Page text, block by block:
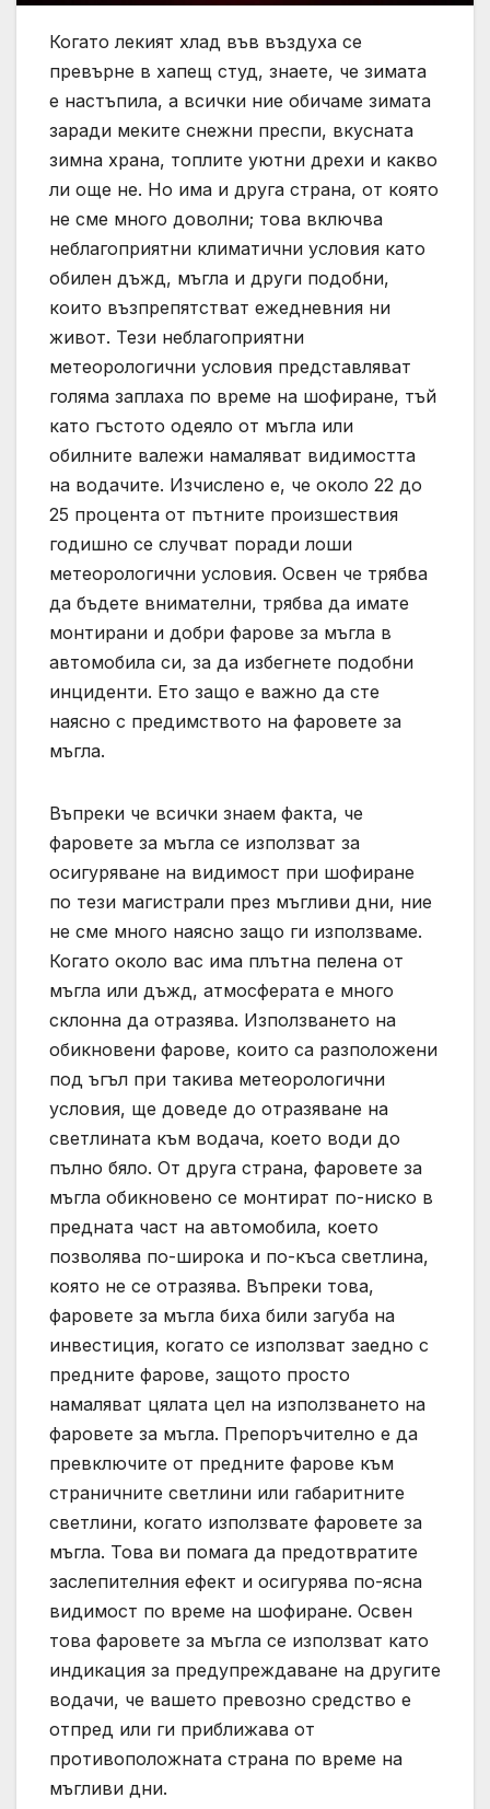
Когато лекият хлад във въздуха се
превърне в хапещ студ, знаете, че зимата
е настъпила, а всички ние обичаме зимата
заради меките снежни преспи, вкусната
зимна храна, топлите уютни дрехи и какво
ли още не. Но има и друга страна, от която
не сме много доволни; това включва
неблагоприятни климатични условия като
обилен дъжд, мъгла и други подобни,
които възпрепятстват ежедневния ни
живот. Тези неблагоприятни
метеорологични условия представляват
голяма заплаха по време на шофиране, тъй
като гъстото одеяло от мъгла или
обилните валежи намаляват видимостта
на водачите. Изчислено е, че около 22 до
25 процента от пътните произшествия
годишно се случват поради лоши
метеорологични условия. Освен че трябва
да бъдете внимателни, трябва да имате
монтирани и добри фарове за мъгла в
автомобила си, за да избегнете подобни
инциденти. Ето защо е важно да сте
наясно с предимството на фаровете за
мъгла.
Въпреки че всички знаем факта, че
фаровете за мъгла се използват за
осигуряване на видимост при шофиране
по тези магистрали през мъгливи дни, ние
не сме много наясно защо ги използваме.
Когато около вас има плътна пелена от
мъгла или дъжд, атмосферата е много
склонна да отразява. Използването на
обикновени фарове, които са разположени
под ъгъл при такива метеорологични
условия, ще доведе до отразяване на
светлината към водача, което води до
пълно бяло. От друга страна, фаровете за
мъгла обикновено се монтират по-ниско в
предната част на автомобила, което
позволява по-широка и по-къса светлина,
която не се отразява. Въпреки това,
фаровете за мъгла биха били загуба на
инвестиция, когато се използват заедно с
предните фарове, защото просто
намаляват цялата цел на използването на
фаровете за мъгла. Препоръчително е да
превключите от предните фарове към
страничните светлини или габаритните
светлини, когато използвате фаровете за
мъгла. Това ви помага да предотвратите
заслепителния ефект и осигурява по-ясна
видимост по време на шофиране. Освен
това фаровете за мъгла се използват като
индикация за предупреждаване на другите
водачи, че вашето превозно средство е
отпред или ги приближава от
противоположната страна по време на
мъгливи дни.